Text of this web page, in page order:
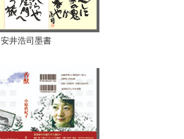
安井浩司墨書